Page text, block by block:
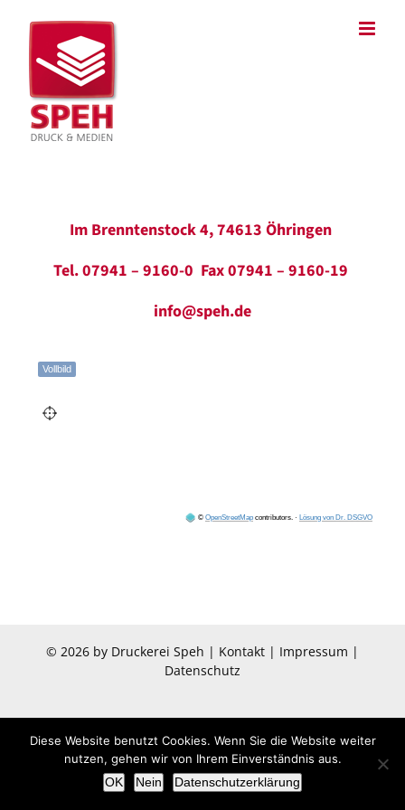
Inhalt
springen
Im Brenntenstock 4, 74613 Öhringen
Tel. 07941 – 9160-0 Fax 07941 – 9160-19
info@speh.de
© OpenStreetMapcontributors. · Lösung von Dr. DSGVO
Vollbild
© 2026 by Druckerei Speh | Kontakt | Impressum |
Datenschutz
Diese Website benutzt Cookies. Wenn Sie die Website weiter
nutzen, gehen wir von Ihrem Einverständnis aus.
OK
Nein Datenschutzerklärung